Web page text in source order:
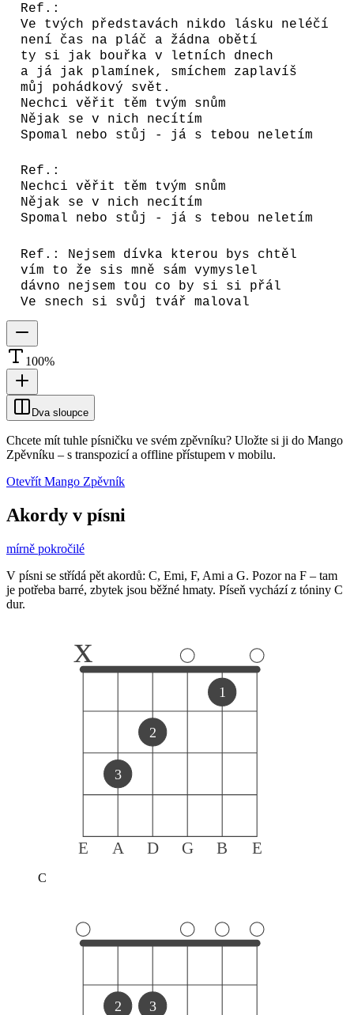
Ref.:
Ve tvých představách nikdo lásku neléčí
není čas na pláč a žádna obětí
ty si jak bouřka v letních dnech
a já jak plamínek, smíchem zaplavíš
můj pohádkový svět.
Nechci věřit těm tvým snům
Nějak se v nich necítím
Spomal nebo stůj - já s tebou neletím
Ref.:
Nechci věřit těm tvým snům
Nějak se v nich necítím
Spomal nebo stůj - já s tebou neletím
Ref.: Nejsem dívka kterou bys chtěl
vím to že sis mně sám vymyslel
dávno nejsem tou co by si si přál
Ve snech si svůj tvář maloval
100%
Dva sloupce
Chcete mít tuhle písničku ve svém zpěvníku? Uložte si ji do Mango
Zpěvníku – s transpozicí a offline přístupem v mobilu.
Otevřít Mango Zpěvník
Akordy v písni
mírně pokročilé
V písni se střídá pět akordů: C, Emi, F, Ami a G. Pozor na F – tam
je potřeba barré, zbytek jsou běžné hmaty. Píseň vychází z tóniny C
dur.
E A D G B E
x
3
2
1
C
2 3